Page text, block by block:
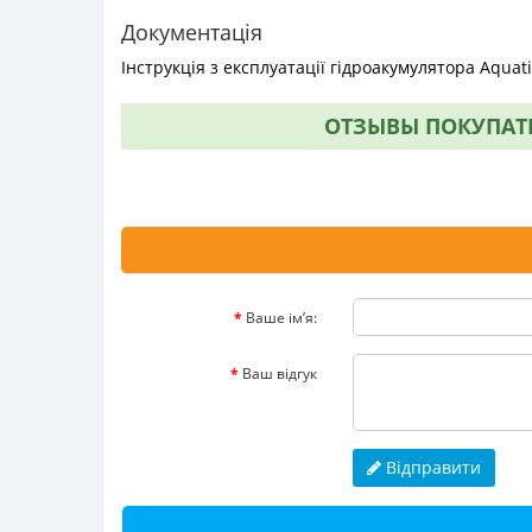
Документація
Інструкція з експлуатації гідроакумулятора
ОТЗЫВЫ
Ваше ім’я:
Ваш відгук
Відправити